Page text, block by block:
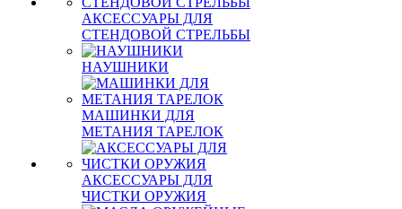
АКСЕССУАРЫ ДЛЯ
СТЕНДОВОЙ СТРЕЛЬБЫ
НАУШНИКИ
МАШИНКИ ДЛЯ
МЕТАНИЯ ТАРЕЛОК
АКСЕССУАРЫ ДЛЯ
ЧИСТКИ ОРУЖИЯ